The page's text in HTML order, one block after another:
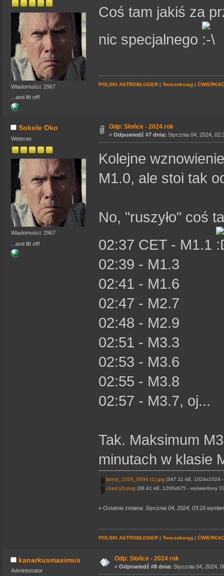
Wiadomości: 2967
...and lift off!
Coś tam jakiś za
nic specjalnego
POLSKI ASTROBLOGER | Twarzoksiąg |
Sokole Oko
Weteran
Wiadomości: 2967
...and lift off!
Odp: Słońce - 2024 rok
« Odpowiedź #7 dnia: Stycznia 04, 2024,
Kolejne
M1.0, ale stoi tak
No, "ruszyło" coś
02:37 CET - M1.1
02:39 - M1.3
02:41 - M1.6
02:47 - M2.7
02:48 - M2.9
02:51 - M3.3
02:53 - M3.6
02:55 - M3.8
02:57 - M3.7, oj...
Tak. Maksimum
minutach w klasie
latest_1024_0094 (1).jpg (347.11 kB, 1024x1024
chart (4).png (38.41 kB, 1200x675 - wyświetlony
« Ostatnia zmiana: Stycznia 04, 2024, 03:16
POLSKI ASTROBLOGER | Twarzoksiąg |
kanarkusmaximus
Administrator
Odp: Słońce - 2024 rok
« Odpowiedź #8 dnia: Stycznia 04, 2024,